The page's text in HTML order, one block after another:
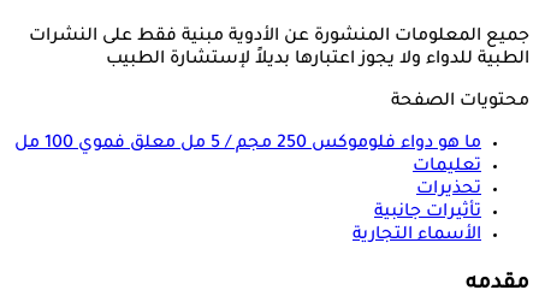
جميع المعلومات المنشورة عن الأدوية مبنية فقط على النشرات
الطبية للدواء ولا يجوز اعتبارها بديلاً لإستشارة الطبيب
محتويات الصفحة
ما هو دواءفلوموكس 250 مجم / 5 مل معلق فموي 100 مل
تعليمات
تحذيرات
تأثيرات جانبية
الأسماء التجارية
مقدمه